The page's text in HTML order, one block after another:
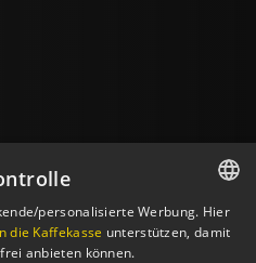
GERMAN
personalisierte Werbung. Hier
die Kaffekasse unterstützen, damit
anbieten können.